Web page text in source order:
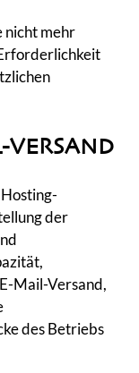
nicht mehr
der
Mail-Versand,
des Betriebs